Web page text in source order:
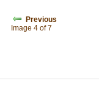
Previous
Image 4 of 7